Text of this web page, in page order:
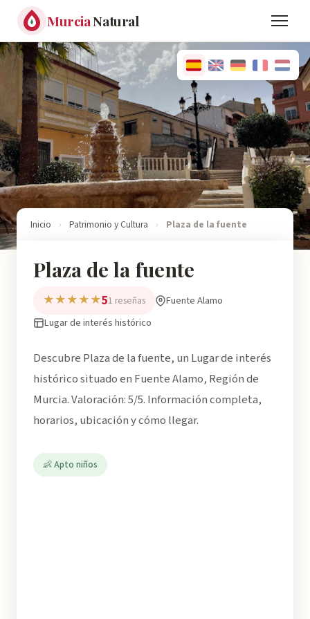
MurciaNatural
Inicio › Patrimonio y Cultura › Plaza de la fuente
Plaza de la fuente
★★★★★51 reseñas
Fuente Alamo
Lugar de interés histórico
Descubre Plaza de la fuente, un Lugar de interés
histórico situado en Fuente Alamo, Región de
Murcia. Valoración: 5/5. Información completa,
horarios, ubicación y cómo llegar.
👶 Apto niños